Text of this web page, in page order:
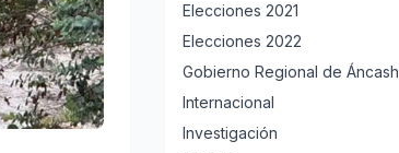
Elecciones 2021
Elecciones 2022
Gobierno Regional de Áncash
Internacional
Investigación